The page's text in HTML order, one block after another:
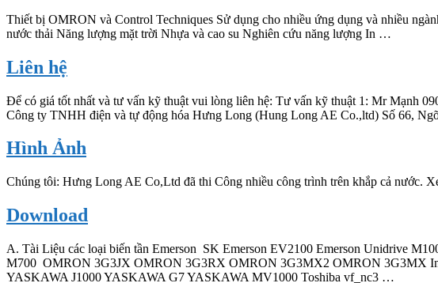
Thiết bị OMRON và Control Techniques Sử dụng cho nhiều ứng dụng và nhiều
nước thải Năng lượng mặt trời Nhựa và cao su Nghiên cứu năng lượng In …
Liên hệ
Để có giá tốt nhất và tư vấn kỹ thuật vui lòng liên hệ: Tư vấn kỹ thuật 1: Mr Mạnh
Công ty TNHH điện và tự động hóa Hưng Long (Hung Long AE Co.,ltd) Số 66,
Hình Ảnh
Chúng tôi: Hưng Long AE Co,Ltd đã thi Công nhiều công trình trên khắp cả
Download
A. Tài Liệu các loại biến tần Emerson SK Emerson EV2100 Emerson Unidrive
M700 OMRON 3G3JX OMRON 3G3RX OMRON 3G3MX2 OMRON 3G3MX
YASKAWA J1000 YASKAWA G7 YASKAWA MV1000 Toshiba vf_nc3 …